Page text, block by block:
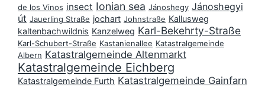
de los Vinos insect Ionian sea Jánoshegy Jánoshegyi
út Jauerling Straße jochart Johnstraße Kallusweg
kaltenbachwildnis Kanzelweg Karl-Bekehrty-Straße
Karl-Schubert-Straße Kastanienallee Katastralgemeinde
Albern Katastralgemeinde Altenmarkt
Katastralgemeinde Eichberg
Katastralgemeinde Furth Katastralgemeinde Gainfarn